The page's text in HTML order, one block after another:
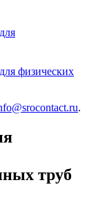
физических
.
труб